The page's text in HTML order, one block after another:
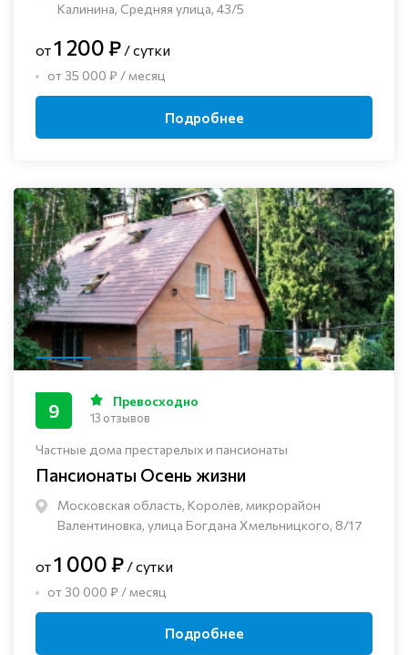
Калинина, Средняя улица, 43/5
от1 200 ₽ / сутки
от 35 000 ₽ / месяц
Подробнее
Частные дома престарелых и пансионаты
Пансионаты Осень жизни
Московская область, Королёв, микрорайон
Валентиновка, улица Богдана Хмельницкого, 8/17
9 Превосходно
13 отзывов
от1 000 ₽ / сутки
от 30 000 ₽ / месяц
Подробнее